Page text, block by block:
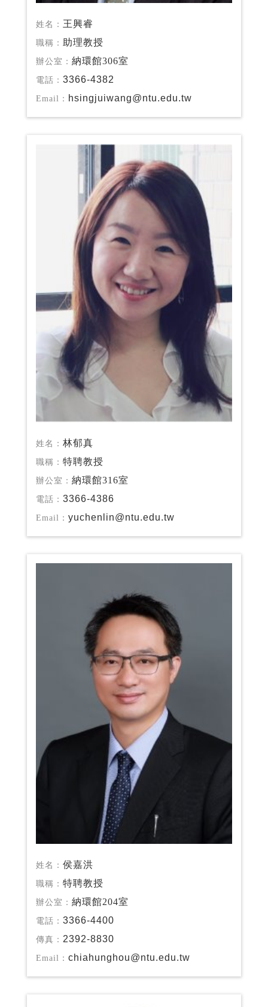
姓名： 王興睿
職稱： 助理教授
辦公室： 納環館306室
電話： 3366-4382
Email： hsingjuiwang@ntu.edu.tw
姓名： 林郁真
職稱： 特聘教授
辦公室： 納環館316室
電話： 3366-4386
Email： yuchenlin@ntu.edu.tw
姓名： 侯嘉洪
職稱： 特聘教授
辦公室： 納環館204室
電話： 3366-4400
傳真： 2392-8830
Email： chiahunghou@ntu.edu.tw